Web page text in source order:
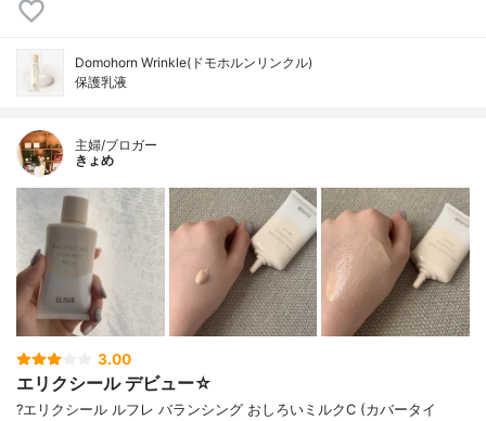
Domohorn Wrinkle(ドモホルンリンクル)
保護乳液
主婦/ブロガー
きょめ
3.00
エリクシール デビュー☆
?エリクシール ルフレ バランシング おしろいミルクC (カバータイ